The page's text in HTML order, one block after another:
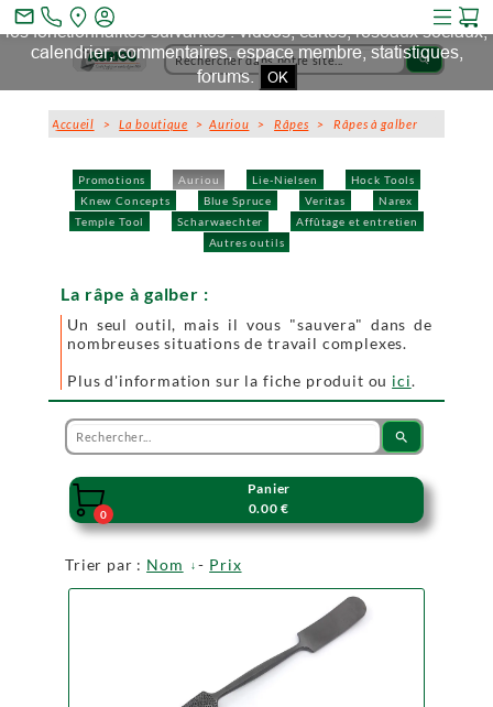
search
Promotions Auriou Lie-Nielsen
Hock Tools
Knew Concepts
Blue Spruce Veritas
Narex
Temple Tool
Scharwaechter
Affûtage et entretien
Autres outils
Accueil >La boutique >Auriou >Râpes > Râpes à galber
La râpe à galber :
Un seul outil, mais il vous "sauvera" dans de
nombreuses situations de travail complexes.
Plus d'information sur la fiche produit ou ici.
search

0
Panier
0.00 €
Trier par : Nom - Prix
mail_outline
Ce site et des sites tiers qu'il utilise collectent des cookies pour
les fonctionnalités suivantes : vidéos, cartes, réseaux sociaux,
calendrier, commentaires, espace membre, statistiques,
forums. OK